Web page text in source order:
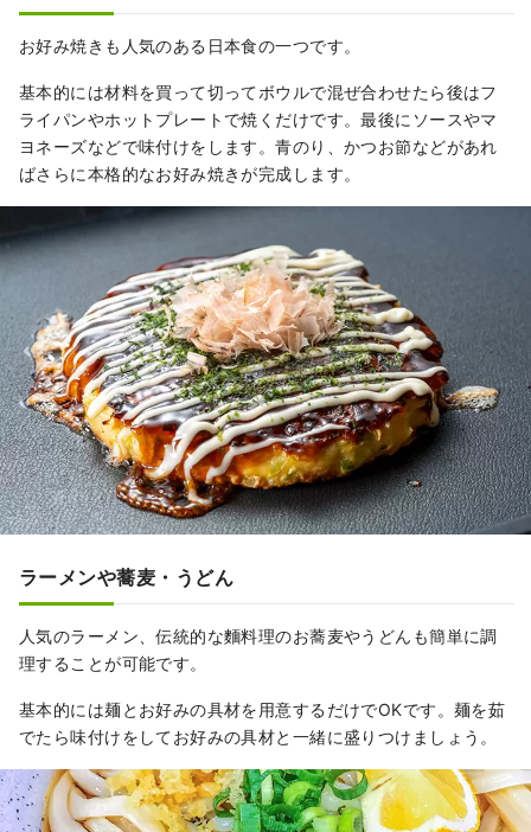
お好み焼きも人気のある日本食の一つです。
基本的には材料を買って切ってボウルで混ぜ合わせたら後はフ
ライパンやホットプレートで焼くだけです。最後にソースやマ
ヨネーズなどで味付けをします。青のり、かつお節などがあれ
ばさらに本格的なお好み焼きが完成します。
ラーメンや蕎麦・うどん
人気のラーメン、伝統的な麵料理のお蕎麦やうどんも簡単に調
理することが可能です。
基本的には麺とお好みの具材を用意するだけでOKです。麺を茹
でたら味付けをしてお好みの具材と一緒に盛りつけましょう。